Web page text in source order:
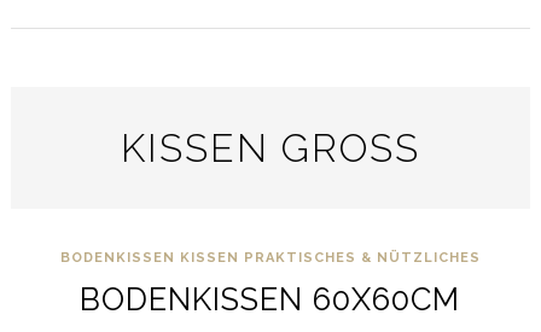
KISSEN GROSS
BODENKISSEN KISSEN PRAKTISCHES & NÜTZLICHES
BODENKISSEN 60X60CM